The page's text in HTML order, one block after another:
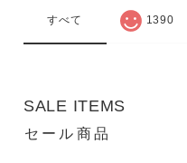
すべて 1390
SALE ITEMS
セール商品